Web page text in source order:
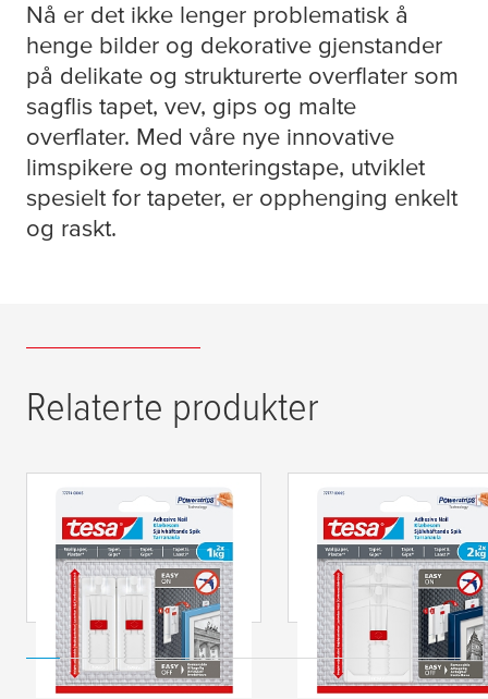
Nå er det ikke lenger problematisk å
henge bilder og dekorative gjenstander
på delikate og strukturerte overflater som
sagflis tapet, vev, gips og malte
overflater. Med våre nye innovative
limspikere og monteringstape, utviklet
spesielt for tapeter, er opphenging enkelt
og raskt.
Relaterte produkter
tesa® Justerbar
limspiker for tapet og
gips 1 kg
tesa® Justerbar
limspiker for tapet
gips 2 kg